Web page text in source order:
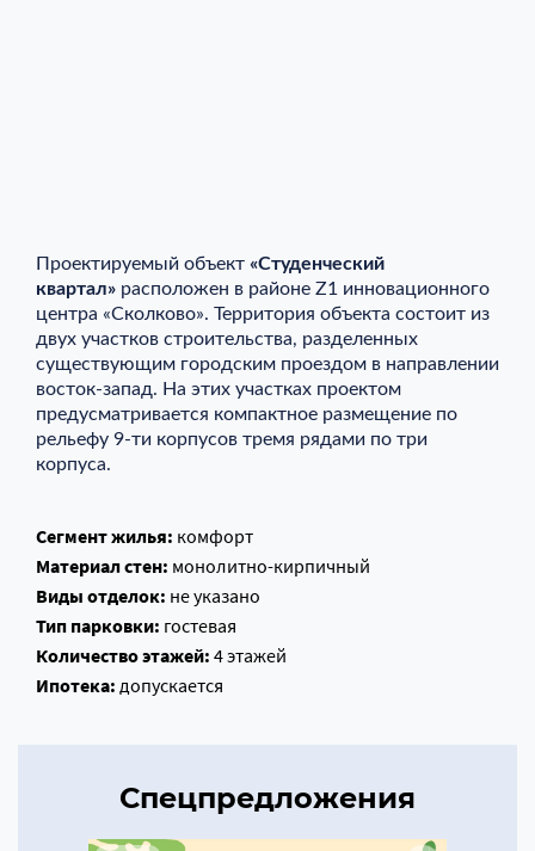
Проектируемый объект «Студенческий
квартал» расположен в районе Z1 инновационного
центра «Сколково». Территория объекта состоит из
двух участков строительства, разделенных
существующим городским проездом в направлении
восток-запад. На этих участках проектом
предусматривается компактное размещение по
рельефу 9-ти корпусов тремя рядами по три
корпуса.
Сегмент жилья: комфорт
Материал стен: монолитно-кирпичный
Виды отделок: не указано
Тип парковки: гостевая
Количество этажей: 4 этажей
Ипотека: допускается
Спецпредложения